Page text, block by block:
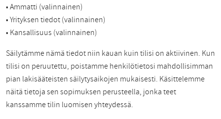
• Ammatti (valinnainen)
• Yrityksen tiedot (valinnainen)
• Kansallisuus (valinnainen)
Säilytämme nämä tiedot niin kauan kuin tilisi on aktiivinen. Kun
tilisi on peruutettu, poistamme henkilötietosi mahdollisimman
pian lakisääteisten säilytysaikojen mukaisesti. Käsittelemme
näitä tietoja sen sopimuksen perusteella, jonka teet
kanssamme tilin luomisen yhteydessä.